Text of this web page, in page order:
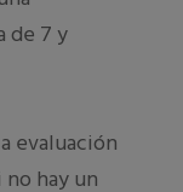
de 7 y
evaluación
hay un